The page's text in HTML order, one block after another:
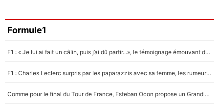
Formule1
F1 : « Je lui ai fait un câlin, puis j’ai dû partir...», le témoignage émouvant de Max Verstappen sur sa fille
F1 : Charles Leclerc surpris par les paparazzis avec sa femme, les rumeurs étaient vraies !
Comme pour le final du Tour de France, Esteban Ocon propose un Grand Prix de Formule 1 à Paris : «Autour de l’Arc de Triomphe, ce serait génial» !